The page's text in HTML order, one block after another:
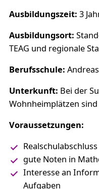
Ausbildungszeit: 3
Ausbildungsort:
TEAG und regionale
Berufsschule:
Unterkunft: Bei der
Wohnheimplätzen
Voraussetzungen:
gute Noten in
Interesse an
Aufgaben